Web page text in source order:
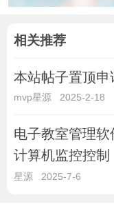
相关推荐
本站帖子置顶申
mvp星源 2025-2-18
电子教室管理软
计算机监控控制
星源 2025-7-6